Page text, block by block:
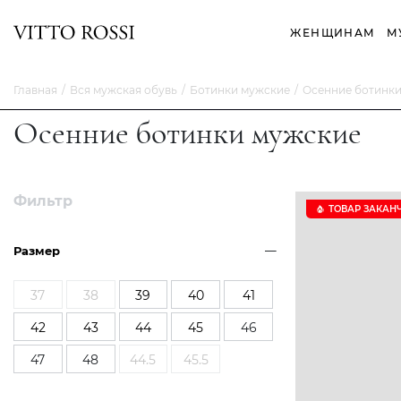
ЖЕНЩИНАМ
Главная Вся мужская обувь Ботинки мужские Осенние
Осенние ботинки мужские
Фильтр
Размер
37 38 39 40
41
42
43 44 45
46
47
48 44.5 45.5
ТОВАР